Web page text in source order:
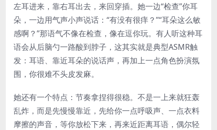
左耳进来，靠右耳出去，来回穿插。她一边“检查”你耳
朵，一边用气声小声说话：“有没有很痒？”“耳朵这么敏
感啊？”那语气不像在检查，像在逗你玩。有人听这种耳
语会从后脑勺一路酸到脖子，这其实就是典型ASMR触
发：耳语、靠近耳朵的说话声，再加上一点角色扮演氛
围，你很难不头皮发麻。
她还有一个特点：节奏拿捏得很稳。不是一上来就狂轰
乱炸，而是先慢慢靠近，先给你一点呼吸声、一点衣料
摩擦的声音，等你放松下来，再来近距离耳语，偶尔轻